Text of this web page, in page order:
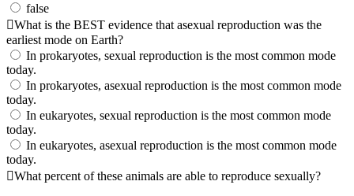
false
What is the BEST evidence that asexual reproduction was the
earliest mode on Earth?
In prokaryotes, sexual reproduction is the most common mode
today.
In prokaryotes, asexual reproduction is the most common mode
today.
In eukaryotes, sexual reproduction is the most common mode
today.
In eukaryotes, asexual reproduction is the most common mode
today.
What percent of these animals are able to reproduce sexually?